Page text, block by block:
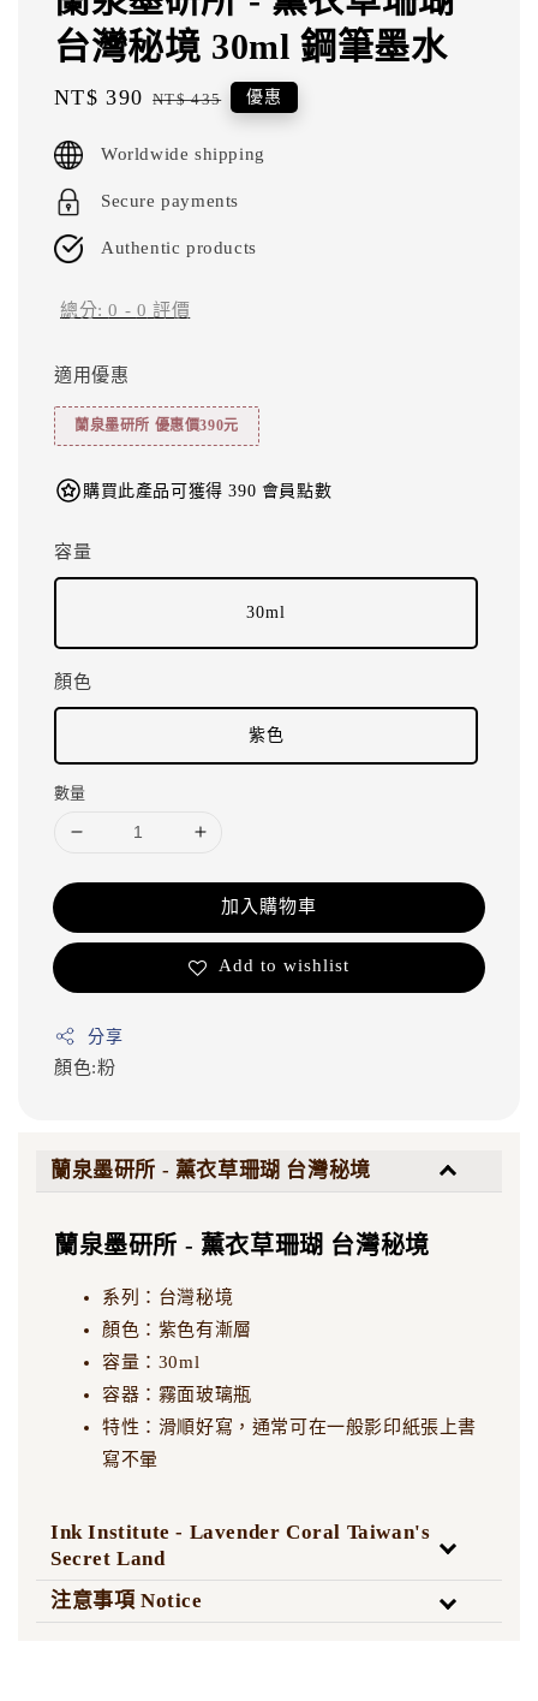
台灣秘境 30ml 鋼筆墨水
Sale
NT$ 390 Regular
NT$ 435 優惠
Worldwide shipping
Secure payments
Authentic products
總分:0 - 0 評價
適用優惠
蘭泉墨研所 優惠價390元
購買此產品可獲得 390 會員點數
容量
30ml
顏色
紫色
數量
加入購物車
Add to wishlist
分享
顏色:粉
蘭泉墨研所 - 薰衣草珊瑚 台灣秘境
蘭泉墨研所 - 薰衣草珊瑚 台灣秘境
系列：台灣秘境
顏色：紫色有漸層
容量：30ml
容器：霧面玻璃瓶
特性：滑順好寫，通常可在一般影印紙張上書
寫不暈
Ink Institute - Lavender Coral Taiwan's
Secret Land
注意事項 Notice